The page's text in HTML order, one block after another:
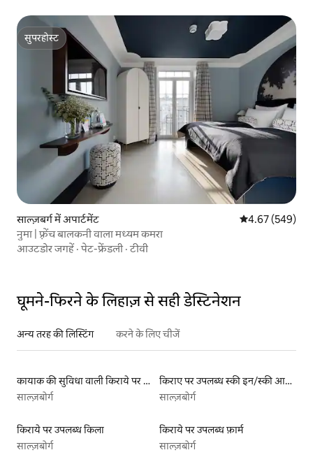
सुपरहोस्ट
सुपरहोस्ट
साल्ज़बर्ग में अपार्टमेंट औसत रेटिंग 5 में से
4.67 (549)
नुमा | फ़्रेंच बालकनी वाला मध्यम कमरा
आउटडोर जगहें ·पेट-फ्रेंडली ·टीवी
घूमने-फिरने के लिहाज़ से सही डेस्टिनेशन
अन्य तरह की लिस्टिंग करने के लिए चीजें
कायाक की सुविधा वाली किराये पर उपलब्ध लिस्टिंग
साल्ज़बोर्ग
किराए पर उपलब्ध स्की इन/स्की आउट लिस्टिंग
साल्ज़बोर्ग
किराये पर उपलब्ध किला
साल्ज़बोर्ग
किराये पर उपलब्ध फ़ार्म
साल्ज़बोर्ग